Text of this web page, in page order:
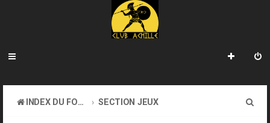
INDEX DU FORUM
SECTION JEUX